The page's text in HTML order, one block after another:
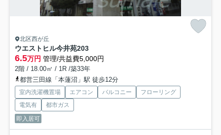
北区西が丘
ウエストヒル今井苑203
6.5万円 管理/共益費5,000円
2階 / 18.00㎡ / 1R /築33年
都営三田線「本蓮沼」駅 徒歩12分
室内洗濯機置場 エアコン バルコニー
フローリング
電気有
都市ガス
即入居可